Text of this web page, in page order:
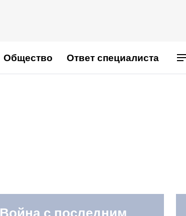
Общество Ответ специалиста
Война с последним